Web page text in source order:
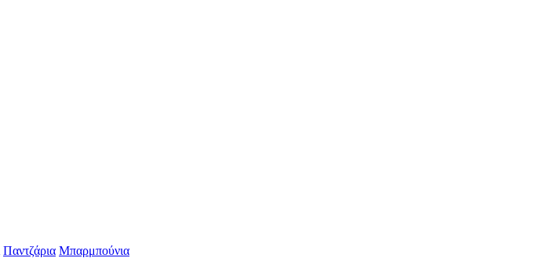
Παντζάρια Μπαρμπούνια